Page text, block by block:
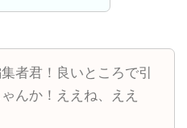
者君！良いところで引
んか！ええね、ええ